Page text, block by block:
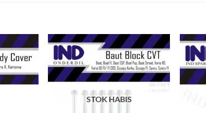
Tambahkan
ke Wishlist
Tambahkan
ke Wishlist
STOK HABIS